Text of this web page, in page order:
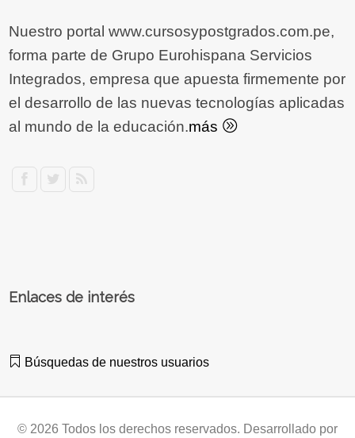
Nuestro portal www.cursosypostgrados.com.pe,
forma parte de Grupo Eurohispana Servicios
Integrados, empresa que apuesta firmemente por
el desarrollo de las nuevas tecnologías aplicadas
al mundo de la educación.más
Enlaces de interés
Búsquedas de nuestros usuarios
© 2026 Todos los derechos reservados. Desarrollado por